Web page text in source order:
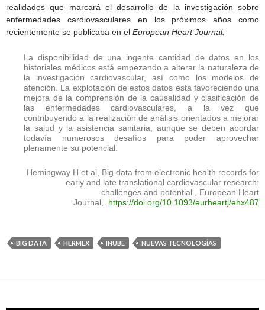
realidades que marcará el desarrollo de la investigación sobre
enfermedades cardiovasculares en los próximos años como
recientemente se publicaba en el European Heart Journal:
La disponibilidad de una ingente cantidad de datos en los
historiales médicos está empezando a alterar la naturaleza de
la investigación cardiovascular, así como los modelos de
atención. La explotación de estos datos está favoreciendo una
mejora de la comprensión de la causalidad y clasificación de
las enfermedades cardiovasculares, a la vez que
contribuyendo a la realización de análisis orientados a mejorar
la salud y la asistencia sanitaria, aunque se deben abordar
todavía numerosos desafíos para poder aprovechar
plenamente su potencial.
Hemingway H et al, Big data from electronic health records for
early and late translational cardiovascular research:
challenges and potential., European Heart
Journal, https://doi.org/10.1093/eurheartj/ehx487
BIG DATA HERMEX INUBE NUEVAS TECNOLOGÍAS